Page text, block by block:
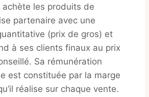
achète les produits de
partenaire avec une
(prix de gros) et
à ses clients finaux au prix
Sa rémunération
est constituée par la marge
réalise sur chaque vente.